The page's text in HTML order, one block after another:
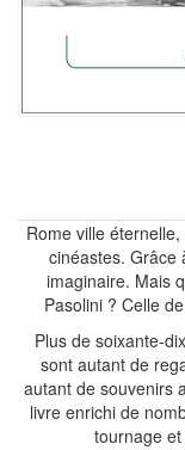
Rome ville
cinéastes. Grâce
imaginaire. Mais
Pasolini ? Celle
Plus de soixante-
sont autant de
autant de souvenirs
livre enrichi de
tournage